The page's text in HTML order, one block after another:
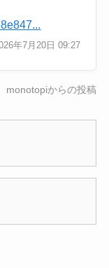
年7月20日 09:27
monotopiからの投稿